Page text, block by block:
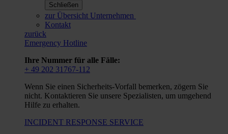
Schließen
zur Übersicht Unternehmen
Kontakt
zurück
Emergency Hotline
Ihre Nummer für alle Fälle:
+ 49 202 31767-112
Wenn Sie einen Sicherheits-Vorfall bemerken, zögern Sie
nicht. Kontaktieren Sie unsere Spezialisten, um umgehend
Hilfe zu erhalten.
INCIDENT RESPONSE SERVICE